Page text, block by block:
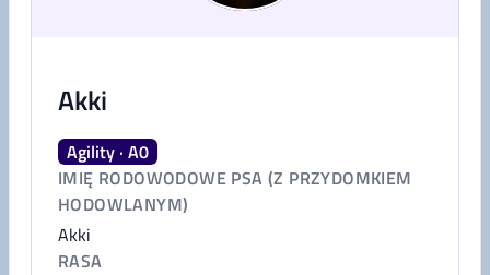
Akki
Agility · A0
IMIĘ RODOWODOWE PSA (Z PRZYDOMKIEM
HODOWLANYM)
Akki
RASA